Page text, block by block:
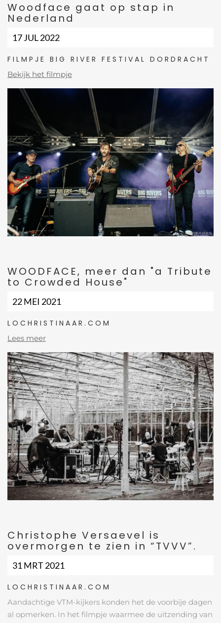
Woodface gaat op stap in
Nederland
17 JUL 2022
FILMPJE BIG RIVER FESTIVAL DORDRACHT
Bekijk het filmpje
WOODFACE, meer dan "a Tribute
to Crowded House"
22 MEI 2021
LOCHRISTINAAR.COM
Lees meer
Christophe Versaevel is
overmorgen te zien in “TVVV”.
31 MRT 2021
LOCHRISTINAAR.COM
Aandachtige VTM-kijkers konden het de voorbije dagen
al opmerken. In het filmpje waarmee de uitzending van